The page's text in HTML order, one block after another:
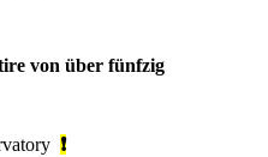
von über fünfzig
❗